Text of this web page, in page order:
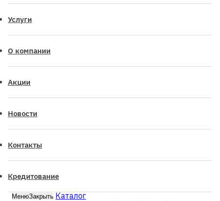
Услуги
О компании
Акции
Новости
Контакты
Кредитование
МенюЗакрыть Каталог
Все проекты из каталога можно заказать